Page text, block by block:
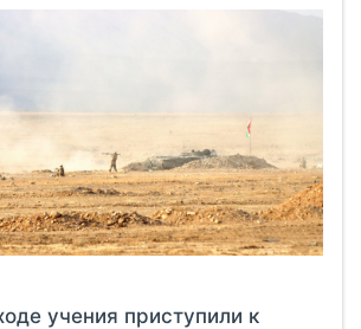
учения приступили к